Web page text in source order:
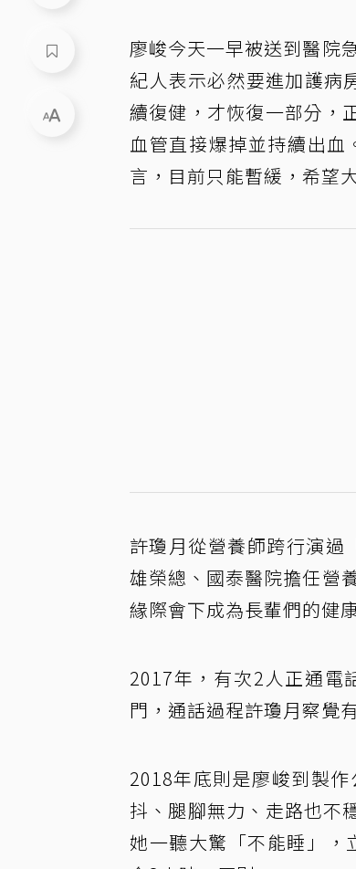
廖峻今天一早被送到醫院
紀人表示必然要進加護病
續復健，才恢復一部分，
血管直接爆掉並持續出
言，目前只能暫緩，希望
許瓊月從營養師跨行演過
雄榮總、國泰醫院擔任營
緣際會下成為長輩們的健
2017年，有次2人正通電
門，通話過程許瓊月察覺
2018年底則是廖峻到製
抖、腿腳無力、走路也不
她一聽大驚「不能睡」，